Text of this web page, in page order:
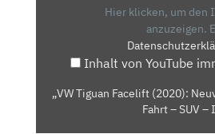
NEUVORSTELLUNG
FAHRT
Hier klicken, um den
anzuzeigen.
Inhalt von YouTube
„VW Tiguan Facelift (2020):
Fahrt – SUV